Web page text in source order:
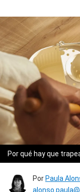
Por qué hay que
Por Paula